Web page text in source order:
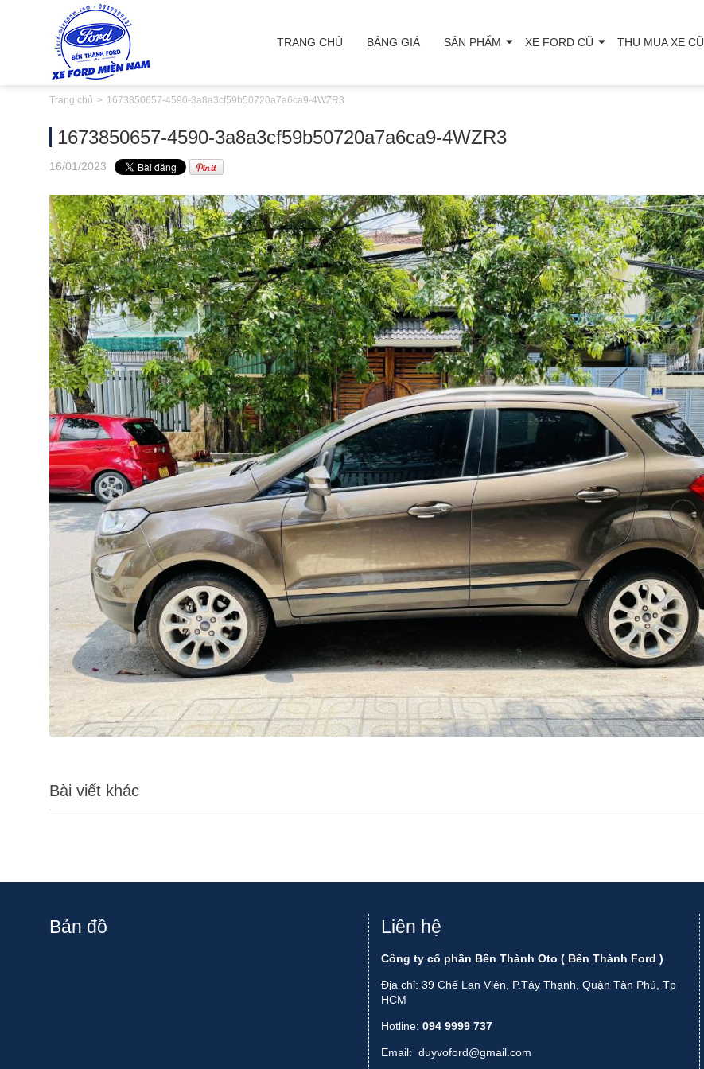
TRANG CHỦ BẢNG GIÁ SẢN PHẨM XE FORD CŨ THU MUA XE CŨ
Trang chủ 1673850657-4590-3a8a3cf59b50720a7a6ca9-4WZR3
1673850657-4590-3a8a3cf59b50720a7a6ca9-4WZR3
16/01/2023
Bài viết khác
Bản đồ Liên hệ
Công ty cổ phần Bến Thành Oto ( Bến Thành Ford )
Địa chỉ: 39 Chế Lan Viên, P.Tây Thạnh, Quận Tân Phú, Tp
HCM
Hotline: 094 9999 737
Email: duyvoford@gmail.com